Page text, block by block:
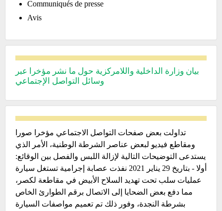
Communiqués de presse
Avis
بيان وزارة الداخلية واللامركزية حول ما نشر مؤخرا عبر
وسائل التواصل الإجتماعي
تداولت بعض صفحات التواصل الاجتماعي مؤخرا صورا
ومقاطع فيديو لبعض عناصر الشرطة الوطنية، الأمر الذي
يستدعى التوضيحات التالية لإزالة اللبس والفصل بين الوقائع:
أولا - بتاريخ 29 يناير 2021 نفذت عصابة إجرامية تستغل سيارة
عمليات سلب تحت تهديد السلاح الأبيض في مقاطعة لكصر،
مما دفع بعض الضحايا إلى الاتصال برقم الطوارئ الخاص
بشرطة النجدة، وفور ذلك تم تعميم مواصفات السيارة